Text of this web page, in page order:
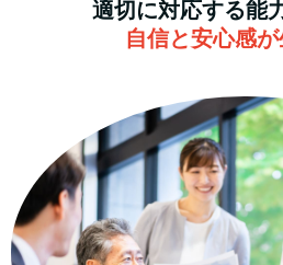
適切に対応する能
自信と安心感